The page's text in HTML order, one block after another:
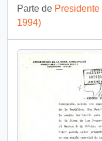
Parte de
1994)